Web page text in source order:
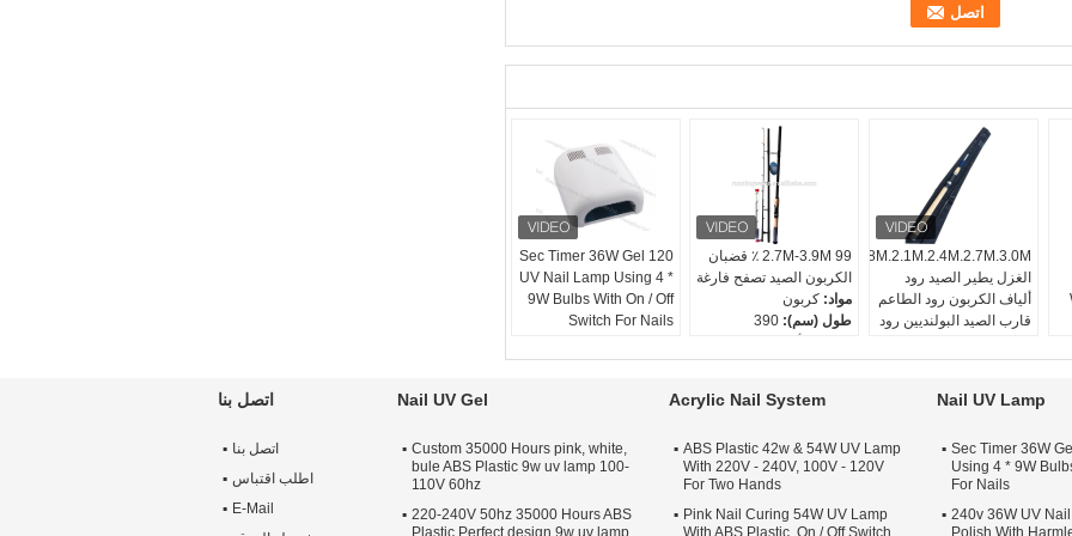
120 Sec Timer 36W Gel
UV Nail Lamp Using 4 *
9W Bulbs With On / Off
Switch For Nails
2.7M-3.9M 99 ٪ قضبان
الكربون الصيد تصفح فارغة
مواد: كربون
طول (سم): 390
اللون:اختياري
1.8M.2.1M.2.4M.2.7M.3.0M
الغزل يطير الصيد رود
ألياف الكربون رود الطاعم
قارب الصيد البولنديين رود
طول (سم):180
صنف:إغراء رود
Nail UV Lamp
120 Sec Timer 36W
Using 4 * 9W
For Nails
220 - 240v 36W UV
Polish With
Acrylic Nail System
ABS Plastic 42w & 54W UV Lamp
With 220V - 240V, 100V - 120V
For Two Hands
Pink Nail Curing 54W UV Lamp
With ABS Plastic, On / Off Switch
Nail UV Gel
Custom 35000 Hours pink, white,
bule ABS Plastic 9w uv lamp 100-
110V 60hz
220-240V 50hz 35000 Hours ABS
Plastic Perfect design 9w uv lamp
اتصل بنا
اتصل بنا
اطلب اقتباس
E-Mail